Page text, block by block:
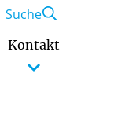
Kontakt
Suche